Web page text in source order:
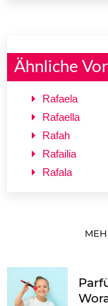
Ähnliche
Rafaela
Rafaella
Rafah
Rafailia
Rafala